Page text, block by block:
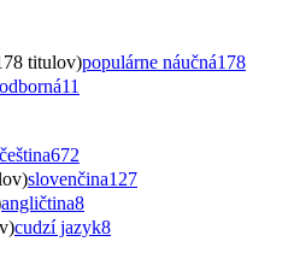
titulov)populárne náučná178
odborná11
čeština672
slovenčina127
angličtina8
cudzí jazyk8